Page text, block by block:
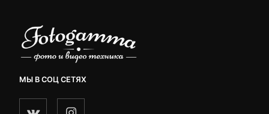
МЫ В СОЦ СЕТЯХ